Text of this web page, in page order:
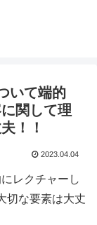
いて端的
関して理
！！
2023.04.04
レクチャーし
切な要素は大丈